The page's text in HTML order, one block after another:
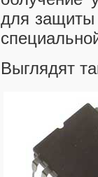
для защиты
Выглядят